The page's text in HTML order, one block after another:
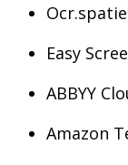
Ocr.spatie
Easy
ABBYY
Amazon